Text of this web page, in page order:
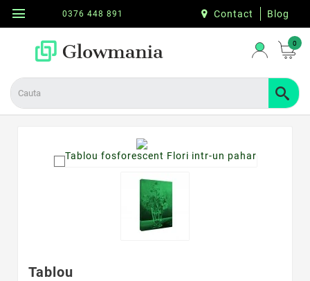
menu Contact Blog
0376 448 891
0
Tablou